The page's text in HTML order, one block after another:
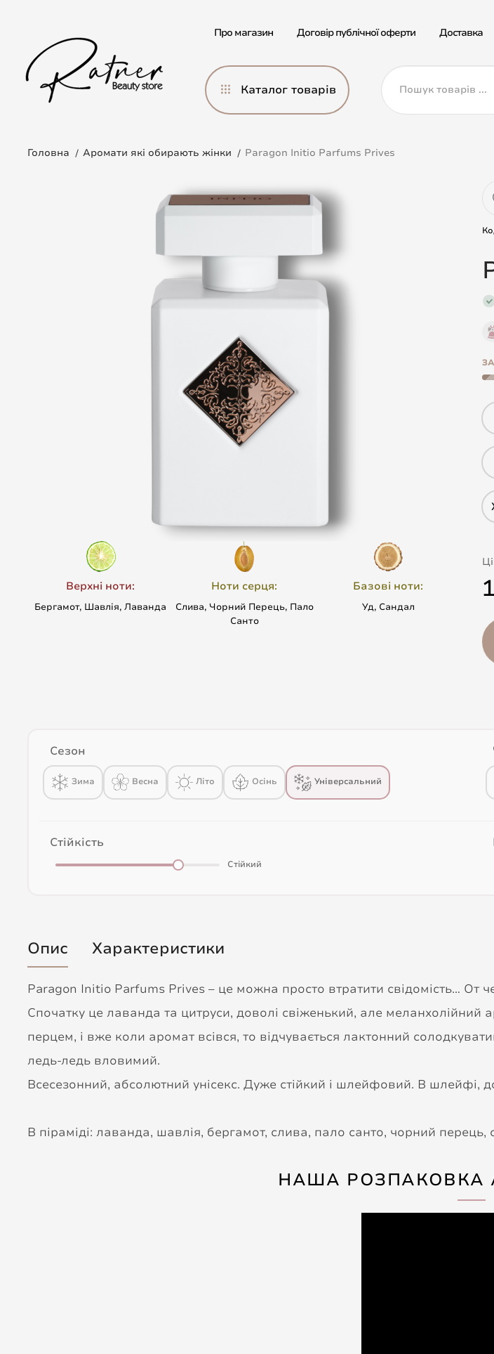
Про магазин Договір публічної оферти Доставка
Каталог товарів
Головна Аромати які обирають жінки Paragon Initio Parfums Prives
Верхні ноти:
Бергамот, Шавлія, Лаванда
Ноти серця:
Слива, Чорний Перець, Пало
Санто
Базові ноти:
Уд, Сандал
Сезон
Зима Весна Літо Осінь Універсальний
Стійкість
Стійкий
Опис Характеристики
Paragon Initio Parfums Prives – це можна просто втратити свідомість… От
Спочатку це лаванда та цитруси, доволі свіженький, але
перцем, і вже коли аромат всівся, то відчувається лактонний
ледь-ледь вловимий.
Всесезонний, абсолютний унісекс. Дуже стійкий і шлейфовий. В шлейфі,
В піраміді: лаванда, шавлія, бергамот, слива, пало санто, чорний
НАША РОЗПАКОВКА